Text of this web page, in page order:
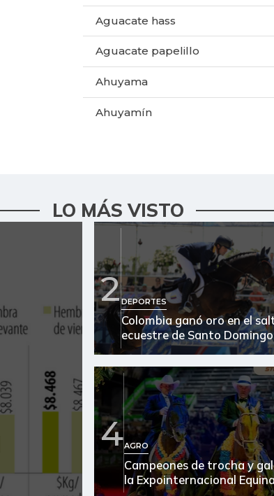
Aguacate hass
Aguacate papelillo
Ahuyama
Ahuyamín
Arracacha amarilla
Arroz blanco
Arroz blanco en bulto
Arroz de primera
Arroz excelso
Arroz sopa cristal
Arveja amarilla seca
importada
Arveja verde
Arveja verde seca
LO MÁS VISTO
2DEPORTES
Colombia ganó oro en el
ecuestre de Santo
4AGRO
Campeones de trocha y
la Expointernacional